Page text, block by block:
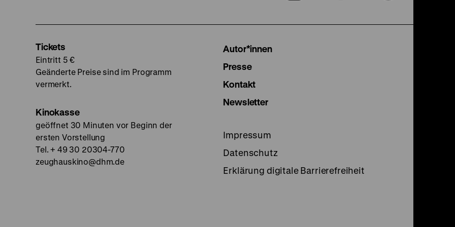
Tickets
Eintritt 5 €
Geänderte Preise sind im Programm
vermerkt.
Kinokasse
geöffnet 30 Minuten vor Beginn der
ersten Vorstellung
Tel. + 49 30 20304-770
zeughauskino@dhm.de
Autor*innen
Presse
Kontakt
Newsletter
Impressum
Datenschutz
Erklärung digitale Barrierefreiheit